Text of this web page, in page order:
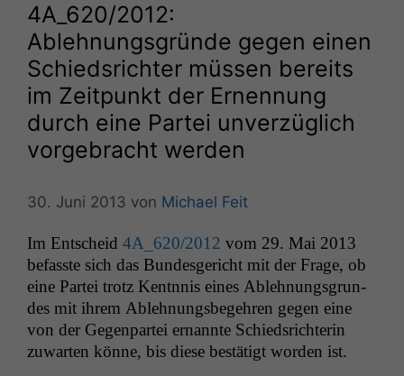
4A_620/2012:
Ablehnungsgründe gegen einen
Schiedsrichter müssen bereits
im Zeitpunkt der Ernennung
durch eine Partei unverzüglich
vorgebracht werden
30. Juni 2013 von Michael Feit
Im Entscheid 4A_620/2012 vom 29. Mai 2013
befasste sich das Bun­des­gericht mit der Frage, ob
eine Partei trotz Kentn­nis eines Ablehnungs­grun­
des mit ihrem Ablehnungs­begehren gegen eine
von der Gegen­partei ernan­nte Schied­srich­terin
zuwarten könne, bis diese bestätigt wor­den ist.